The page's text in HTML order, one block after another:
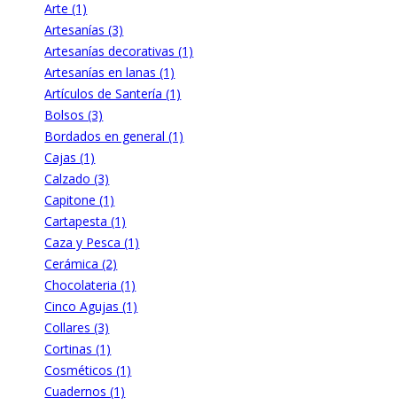
Arte (1)
Artesanías (3)
Artesanías decorativas (1)
Artesanías en lanas (1)
Artículos de Santería (1)
Bolsos (3)
Bordados en general (1)
Cajas (1)
Calzado (3)
Capitone (1)
Cartapesta (1)
Caza y Pesca (1)
Cerámica (2)
Chocolateria (1)
Cinco Agujas (1)
Collares (3)
Cortinas (1)
Cosméticos (1)
Cuadernos (1)